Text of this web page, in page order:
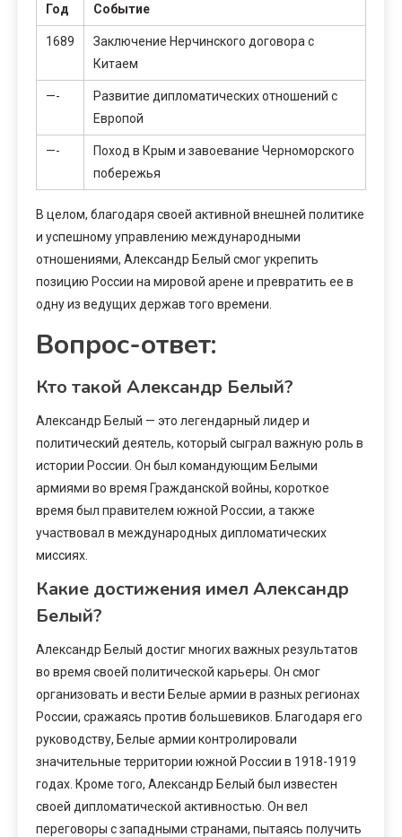
Год Событие
1689
Заключение Нерчинского договора с
Китаем
—-
Развитие дипломатических отношений с
Европой
—-
Поход в Крым и завоевание Черноморского
побережья
В целом, благодаря своей активной внешней политике
и успешному управлению международными
отношениями, Александр Белый смог укрепить
позицию России на мировой арене и превратить ее в
одну из ведущих держав того времени.
Вопрос-ответ:
Кто такой Александр Белый?
Александр Белый — это легендарный лидер и
политический деятель, который сыграл важную роль в
истории России. Он был командующим Белыми
армиями во время Гражданской войны, короткое
время был правителем южной России, а также
участвовал в международных дипломатических
миссиях.
Какие достижения имел Александр
Белый?
Александр Белый достиг многих важных результатов
во время своей политической карьеры. Он смог
организовать и вести Белые армии в разных регионах
России, сражаясь против большевиков. Благодаря его
руководству, Белые армии контролировали
значительные территории южной России в 1918-1919
годах. Кроме того, Александр Белый был известен
своей дипломатической активностью. Он вел
переговоры с западными странами, пытаясь получить